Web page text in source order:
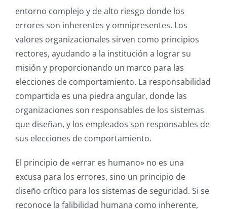
entorno complejo y de alto riesgo donde los
errores son inherentes y omnipresentes. Los
valores organizacionales sirven como principios
rectores, ayudando a la institución a lograr su
misión y proporcionando un marco para las
elecciones de comportamiento. La responsabilidad
compartida es una piedra angular, donde las
organizaciones son responsables de los sistemas
que diseñan, y los empleados son responsables de
sus elecciones de comportamiento.
El principio de «errar es humano» no es una
excusa para los errores, sino un principio de
diseño crítico para los sistemas de seguridad. Si se
reconoce la falibilidad humana como inherente,